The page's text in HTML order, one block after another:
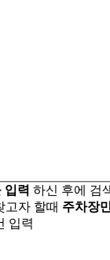
입력 하신 후에 검
고자 할때 주차장
입력